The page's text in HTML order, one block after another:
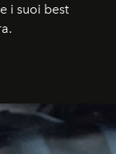
i suoi best